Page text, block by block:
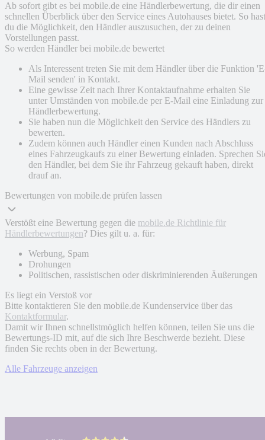
Ab sofort gibt es bei mobile.de eine Händlerbewertung, die dir einen
schnellen Überblick über den Service eines Autohauses bietet. So hast
du die Möglichkeit, den Händler auszusuchen, der zu deinen
Vorstellungen passt.
So werden Händler bei mobile.de bewertet
Als Interessent treten Sie mit dem Händler über die Funktion
Mail senden' in Kontakt.
Eine gewisse Zeit nach Ihrer Kontaktaufnahme erhalten Sie
unter Umständen von mobile.de per E-Mail eine Einladung zur
Händlerbewertung.
Sie haben nun die Möglichkeit den Service des Händlers zu
bewerten.
Zudem können auch Händler einen Kunden nach Abschluss
eines Fahrzeugkaufs zu einer Bewertung einladen. Sprechen
den Händler, bei dem Sie ihr Fahrzeug gekauft haben, direkt
drauf an.
Bewertungen von mobile.de prüfen lassen
Verstößt eine Bewertung gegen die mobile.de Richtlinie für
Händlerbewertungen? Dies gilt u. a. für:
Werbung, Spam
Drohungen
Politischen, rassistischen oder diskriminierenden Äußerungen
Es liegt ein Verstoß vor
Bitte kontaktieren Sie den mobile.de Kundenservice über das
Kontaktformular.
Damit wir Ihnen schnellstmöglich helfen können, teilen Sie uns die
Bewertungs-ID mit, auf die sich Ihre Beschwerde bezieht. Diese
finden Sie rechts oben in der Bewertung.
Alle Fahrzeuge anzeigen